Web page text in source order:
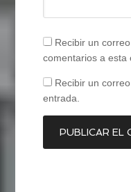
Recibir un
comentarios a esta
Recibir un
entrada.